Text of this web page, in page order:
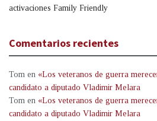
activaciones Family Friendly
Comentarios recientes
Tom en «Los veteranos de guerra
candidato a diputado Vladimir Melara
Tom en «Los veteranos de guerra
candidato a diputado Vladimir Melara